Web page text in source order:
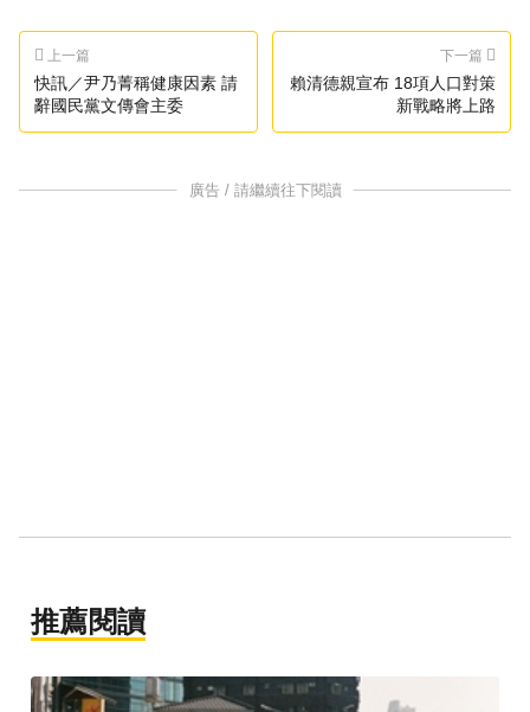
上一篇
快訊／尹乃菁稱健康因素 請
辭國民黨文傳會主委
下一篇
賴清德親宣布 18項人口對策
新戰略將上路
廣告 / 請繼續往下閱讀
推薦閱讀